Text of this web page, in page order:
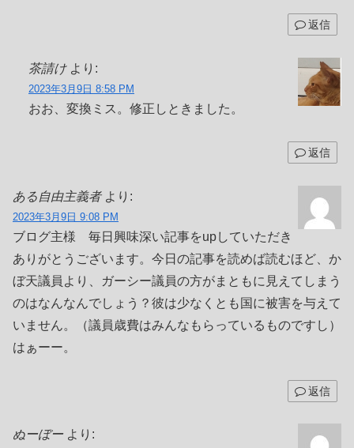
返信
茶請け より:
2023年3月9日 8:58 PM
おお、変換ミス。修正しときました。
返信
ある自由主義者 より:
2023年3月9日 9:08 PM
ブログ主様 毎日興味深い記事をupしていただき
ありがとうございます。今日の記事を読めば読むほど、か
ぼ天議員より、ガーシー議員の方がまともに見えてしまう
のはなんなんでしょう？彼は少なくとも国に被害を与えて
いません。（議員歳費はみんなもらっているものですし）
はぁーー。
返信
ぬーぼー より: